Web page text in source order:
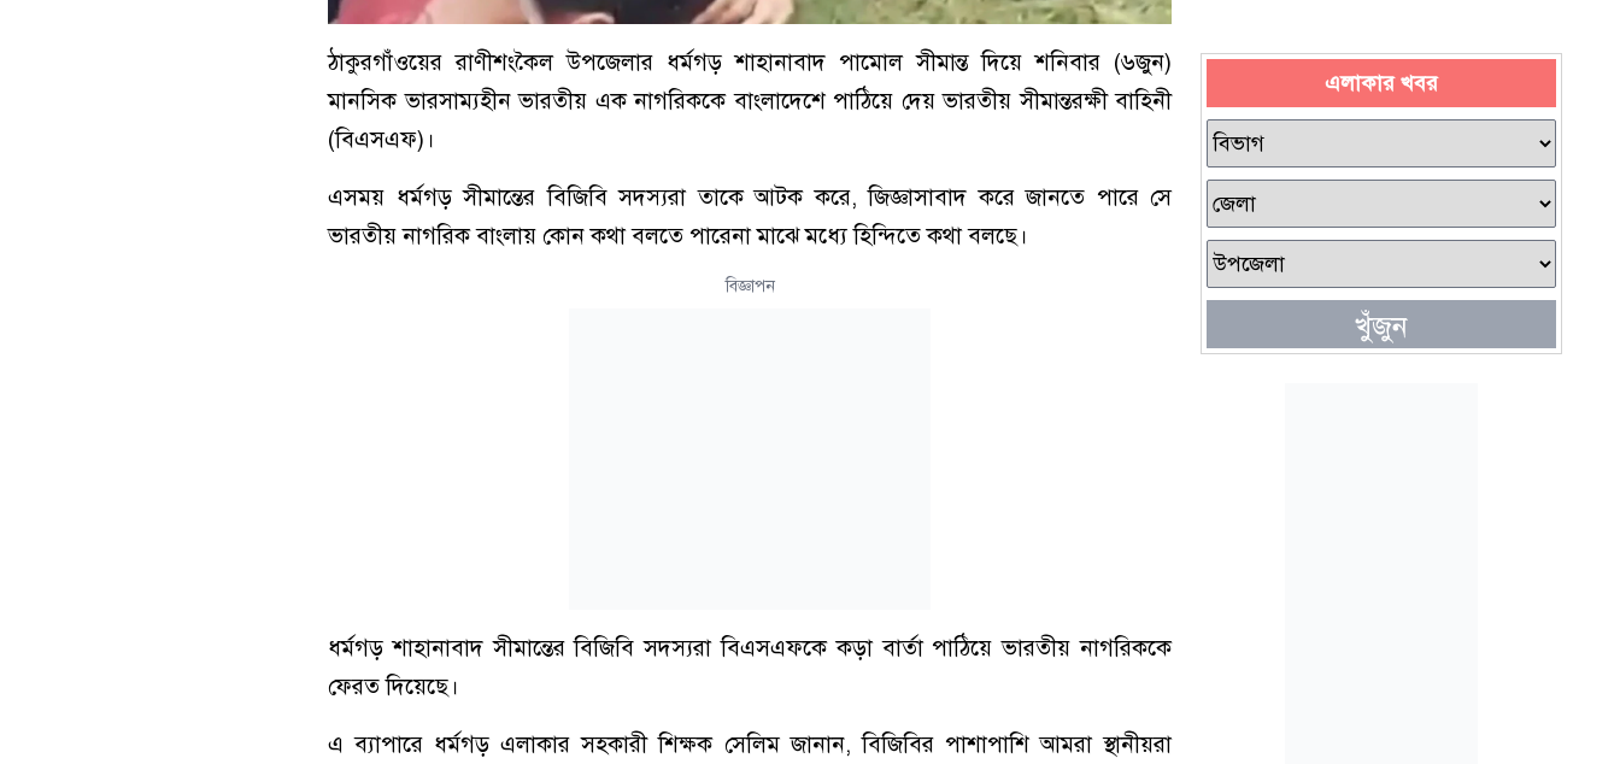
ঠাকুরগাঁওয়ের রাণীশংকৈল উপজেলার ধর্মগড় শাহানাবাদ পামোল সীমান্ত দিয়ে শনিবার (৬জুন)
মানসিক ভারসাম্যহীন ভারতীয় এক নাগরিককে বাংলাদেশে পাঠিয়ে দেয় ভারতীয় সীমান্তরক্ষী বাহিনী
(বিএসএফ)।
এসময় ধর্মগড় সীমান্তের বিজিবি সদস্যরা তাকে আটক করে, জিজ্ঞাসাবাদ করে জানতে পারে সে
ভারতীয় নাগরিক বাংলায় কোন কথা বলতে পারেনা মাঝে মধ্যে হিন্দিতে কথা বলছে।
বিজ্ঞাপন
ধর্মগড় শাহানাবাদ সীমান্তের বিজিবি সদস্যরা বিএসএফকে কড়া বার্তা পাঠিয়ে ভারতীয় নাগরিককে
ফেরত দিয়েছে।
এ ব্যাপারে ধর্মগড় এলাকার সহকারী শিক্ষক সেলিম জানান, বিজিবির পাশাপাশি আমরা স্থানীয়রা
এলাকার খবর
খুঁজুন